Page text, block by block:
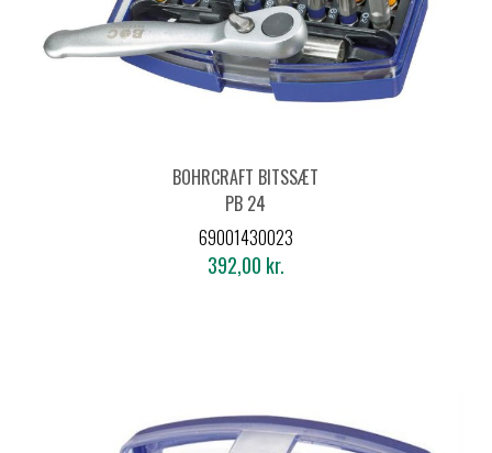
BOHRCRAFT BITSSÆT
PB 24
69001430023
392,00 kr.